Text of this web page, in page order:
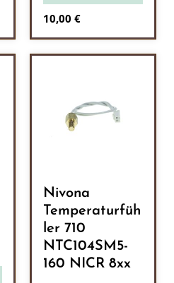
Regulärer Preis:
10,00 €
Nivona
Temperaturfüh
ler 710
NTC104SM5-
160 NICR 8xx